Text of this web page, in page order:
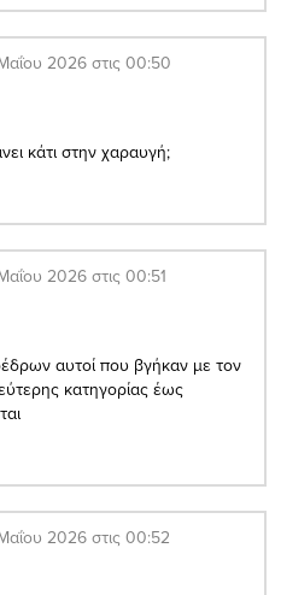
2026 στις 00:50
κάτι στην χαραυγή;
2026 στις 00:51
αυτοί που βγήκαν με τον
κατηγορίας έως
2026 στις 00:52